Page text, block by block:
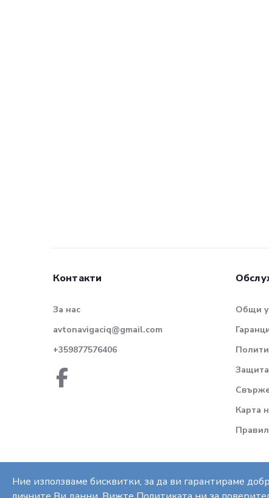
Ние използваме бисквитки, за да ви гарантираме
Контакти
За нас
avtonavigaciq@gmail.com
+359877576406
Общи
Карта